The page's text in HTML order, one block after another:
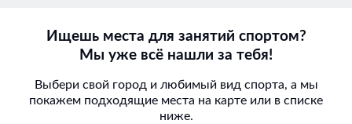
Ищешь места для занятий спортом?
Мы уже всё нашли за тебя!
Выбери свой город и любимый вид спорта, а мы
покажем подходящие места на карте или в списке
ниже.